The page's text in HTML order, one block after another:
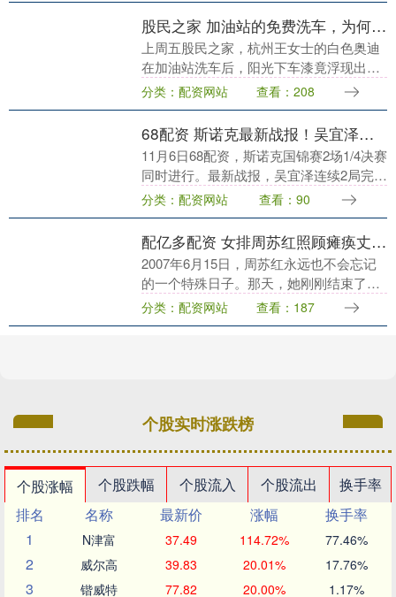
日....
股民之家 加油站的免费洗车，为何老司机都不愿去？内行人说出其中秘密
上周五股民之家，杭州王女士的白色奥迪
在加油站洗车后，阳光下车漆竟浮现出蛛
网状裂纹，4S店报价1.2万的补漆费让她当
场傻眼。这出"免费洗车变毁容"的闹剧，
让多少车....
分类：配资网站 查看：208
68配资 斯诺克最新战报！吴宜泽连战连捷，第2局零封TOP16，赵心童暂落后
11月6日68配资，斯诺克国锦赛2场1/4决赛
同时进行。最新战报，吴宜泽连续2局完成
单杆制胜，第2局更是零封霍金斯，2-0领
先TOP16名将，形势大好。 吴宜泽....
分类：配资网站 查看：90
配亿多配资 女排周苏红照顾瘫痪丈夫5年，因何突然离婚：以后我们就是姐弟
2007年6月15日，周苏红永远也不会忘记
的一个特殊日子。那天，她刚刚结束了训
练，和队友们一同坐上大巴准备返回公
寓。正当车行至半路时，公公打来电话，
分类：配资网站 查看：187
个股实时涨跌榜
个股涨幅 个股跌幅 个股流入 个股流出
换手率
排名
名称 最新价 涨幅
换手率
1
N津富 37.49 114.72% 77.46%
2 威尔高 39.83 20.01% 17.76%
3 锴威特 77.82 20.00% 1.17%